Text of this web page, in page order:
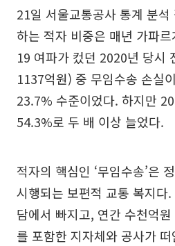
21일 서울교통공사 통계 분석
하는 적자 비중은 매년 가파
19 여파가 컸던 2020년 당시
1137억원) 중 무임수송 손실
23.7% 수준이었다. 하지만
54.3%로 두 배 이상 늘었다.
적자의 핵심인 ‘무임수송’은
시행되는 보편적 교통 복지다
담에서 빠지고, 연간 수천억
를 포함한 지자체와 공사가